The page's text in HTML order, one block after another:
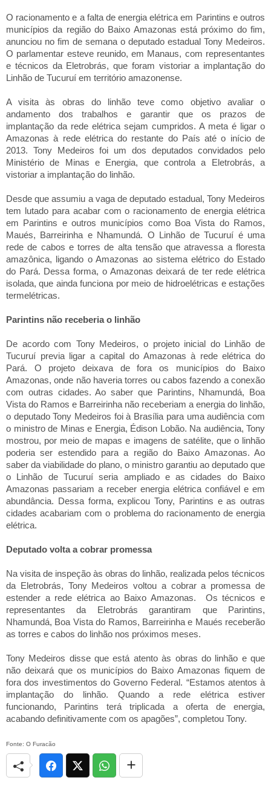
O racionamento e a falta de energia elétrica em Parintins e outros
municípios da região do Baixo Amazonas está próximo do fim,
anunciou no fim de semana o deputado estadual Tony Medeiros.
O parlamentar esteve reunido, em Manaus, com representantes
e técnicos da Eletrobrás, que foram vistoriar a implantação do
Linhão de Tucuruí em território amazonense.
A visita às obras do linhão teve como objetivo avaliar o
andamento dos trabalhos e garantir que os prazos de
implantação da rede elétrica sejam cumpridos. A meta é ligar o
Amazonas à rede elétrica do restante do País até o início de
2013. Tony Medeiros foi um dos deputados convidados pelo
Ministério de Minas e Energia, que controla a Eletrobrás, a
vistoriar a implantação do linhão.
Desde que assumiu a vaga de deputado estadual, Tony Medeiros
tem lutado para acabar com o racionamento de energia elétrica
em Parintins e outros municípios como Boa Vista do Ramos,
Maués, Barreirinha e Nhamundá. O Linhão de Tucuruí é uma
rede de cabos e torres de alta tensão que atravessa a floresta
amazônica, ligando o Amazonas ao sistema elétrico do Estado
do Pará. Dessa forma, o Amazonas deixará de ter rede elétrica
isolada, que ainda funciona por meio de hidroelétricas e estações
termelétricas.
Parintins não receberia o linhão
De acordo com Tony Medeiros, o projeto inicial do Linhão de
Tucuruí previa ligar a capital do Amazonas à rede elétrica do
Pará. O projeto deixava de fora os municípios do Baixo
Amazonas, onde não haveria torres ou cabos fazendo a conexão
com outras cidades. Ao saber que Parintins, Nhamundá, Boa
Vista do Ramos e Barreirinha não receberiam a energia do linhão,
o deputado Tony Medeiros foi à Brasília para uma audiência com
o ministro de Minas e Energia, Édison Lobão. Na audiência, Tony
mostrou, por meio de mapas e imagens de satélite, que o linhão
poderia ser estendido para a região do Baixo Amazonas. Ao
saber da viabilidade do plano, o ministro garantiu ao deputado que
o Linhão de Tucuruí seria ampliado e as cidades do Baixo
Amazonas passariam a receber energia elétrica confiável e em
abundância. Dessaforma, explicou Tony, Parintins e as outras
cidades acabariam com o problema do racionamento de energia
elétrica.
Deputado volta a cobrar promessa
Na visita de inspeção às obras do linhão, realizada pelos técnicos
da Eletrobrás, Tony Medeiros voltou a cobrar a promessa de
estender a rede elétrica ao Baixo Amazonas. Os técnicos e
representantes da Eletrobrás garantiram que Parintins,
Nhamundá, Boa Vista do Ramos, Barreirinha e Maués receberão
as torres e cabos do linhão nos próximos meses.
Tony Medeiros disse que está atento às obras do linhão e que
não deixará que os municípios do Baixo Amazonas fiquem de
fora dos investimentos do Governo Federal. “Estamos atentos à
implantação do linhão. Quando a rede elétrica estiver
funcionando, Parintins terá triplicada a oferta de energia,
acabando definitivamente com os apagões”, completou Tony.
Fonte: O Furacão